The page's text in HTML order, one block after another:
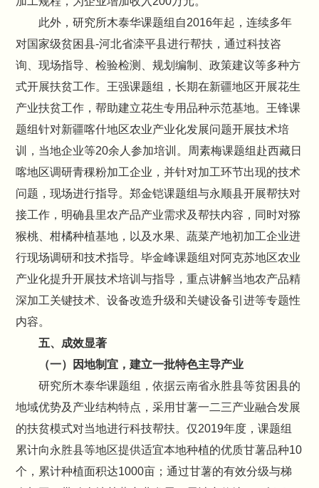
此外，研究所木泰华课题组自2016年起，连续多年
对国家级贫困县-河北省滦平县进行帮扶，通过科技咨
询、现场指导、检验检测、规划编制、政策建议等多种方
式开展扶贫工作。王强课题组，长期在新疆地区开展花生
产业扶贫工作，帮助建立花生专用品种示范基地。王锋课
题组针对新疆喀什地区农业产业化发展问题开展技术培
训，当地企业等20余人参加培训。周素梅课题组赴西藏日
喀地区调研青稞粉加工企业，并针对加工环节出现的技术
问题，现场进行指导。郑金铠课题组与永顺县开展帮扶对
接工作，明确县里农产品产业需求及帮扶内容，同时对猕
猴桃、柑橘种植基地，以及水果、蔬菜产地初加工企业进
行现场调研和技术指导。毕金峰课题组对阿克苏地区农业
产业化提升开展技术培训与指导，重点讲解当地农产品精
深加工关键技术、设备改造升级和关键设备引进等专题性
内容。
五、成效显著
（一）因地制宜，建立一批特色主导产业
研究所木泰华课题组，依据云南省永胜县等贫困县的
地域优势及产业结构特点，采用甘薯一二三产业融合发展
的扶贫模式对当地进行科技帮扶。仅2019年度，课题组
累计向永胜县等地区提供适宜本地种植的优质甘薯品种10
个，累计种植面积达1000亩；通过甘薯的有效分级与梯